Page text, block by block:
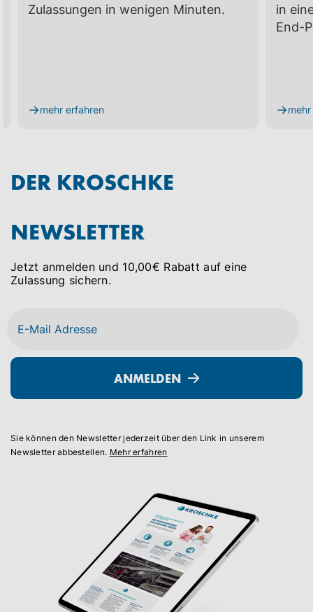
Zulassungen in wenigen Minuten.
→mehr erfahren
in
End-
→
Kroschke stellt Weichen für
klimaneutrale Zukunft: CSR-
Strategie bis 2032 vorgestellt
Kroschke und Santander
digitalisieren den Fahrzeughandel:
in einem durchgängigen End-to-
End-Prozess.
DER KROSCHKE
NEWSLETTER
Jetzt anmelden und 10,00€ Rabatt auf eine
Zulassung sichern.
ANMELDEN
Sie können den Newsletter jederzeit über den Link in unserem
Newsletter abbestellen. Mehr erfahren